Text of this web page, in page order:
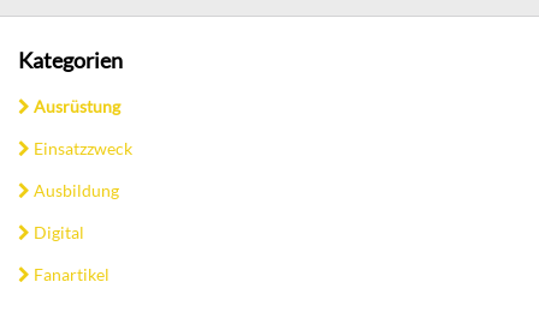
Kategorien
Ausrüstung
Einsatzzweck
Ausbildung
Digital
Fanartikel